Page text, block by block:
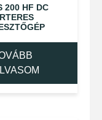
200 HF DC